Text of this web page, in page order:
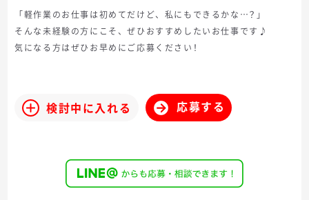
「軽作業のお仕事は初めてだけど、私にもできるかな…？」
そんな未経験の方にこそ、ぜひおすすめしたいお仕事です♪
気になる方はぜひお早めにご応募ください！
検討中に入れる 応募する